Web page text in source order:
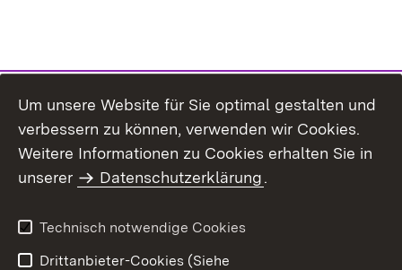
Themenübersicht
Um unsere Website für Sie optimal gestalten und
verbessern zu können, verwenden wir Cookies.
Weitere Informationen zu Cookies erhalten Sie in
unserer
Datenschutzerklärung.
Technisch notwendige Cookies
Drittanbieter-Cookies (Siehe